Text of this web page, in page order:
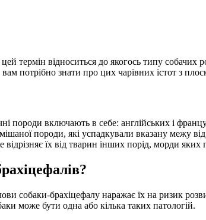
відноситься до якогось типу собачих
потрібно знати про цих чарівних істот з
породи включають в себе: англійських і
породи, які успадкували вказану межу
їх від тварин інших порід, морди яких
собаки-брахіцефалу наражає їх на ризик
може бути одна або кілька таких патологій.